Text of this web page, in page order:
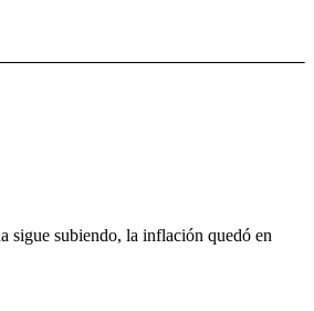
sigue subiendo, la inflación quedó en